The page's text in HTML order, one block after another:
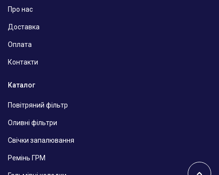
Про нас
Доставка
Оплата
Контакти
Каталог
Повітряний фільтр
Оливні фільтри
Свічки запалювання
Ремінь ГРМ